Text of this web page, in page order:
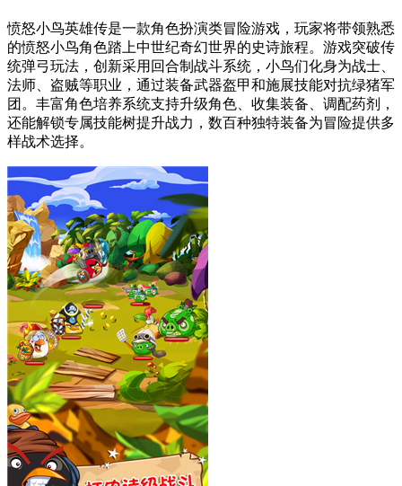
愤怒小鸟英雄传是一款角色扮演类冒险游戏，玩家将带领熟悉
的愤怒小鸟角色踏上中世纪奇幻世界的史诗旅程。游戏突破传
统弹弓玩法，创新采用回合制战斗系统，小鸟们化身为战士、
法师、盗贼等职业，通过装备武器盔甲和施展技能对抗绿猪军
团。丰富角色培养系统支持升级角色、收集装备、调配药剂，
还能解锁专属技能树提升战力，数百种独特装备为冒险提供多
样战术选择。